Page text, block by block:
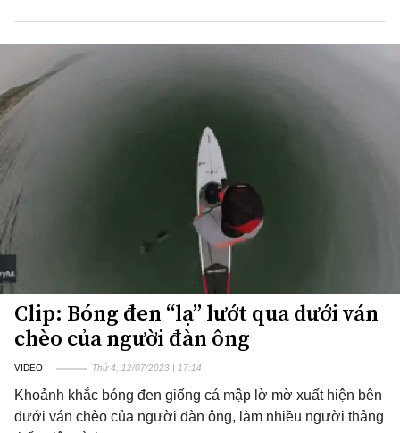
Clip: Bóng đen “lạ” lướt qua dưới ván
chèo của người đàn ông
VIDEO Thứ 4, 12/07/2023 | 17:14
Khoảnh khắc bóng đen giống cá mập lờ mờ xuất hiện bên
dưới ván chèo của người đàn ông, làm nhiều người thảng